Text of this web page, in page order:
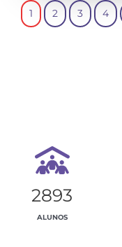
1 2 3 4
2893
ALUNOS